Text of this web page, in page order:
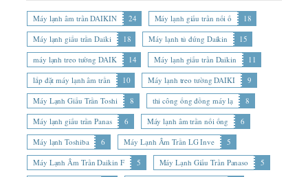
Máy lạnh âm trần DAIKIN 24 Máy lạnh giấu trần nối ố
18
Máy lạnh giấu trần Daiki
18 Máy lạnh tủ đứng Daikin
15
máy lạnh treo tường DAIK
14 Máy lạnh giấu trần Daikin
11
lắp đặt máy lạnh âm trần
10 Máy lạnh treo tường DAIKI
9
Máy Lạnh Giấu Trần Toshi
8 thi công ống đồng máy lạ
8
Máy lạnh giấu trần Panas
6 Máy lạnh âm trần nối ống
6
Máy lạnh Toshiba
6 Máy Lạnh Âm Trần LG Inve
5
Máy Lạnh Âm Trần Daikin F
5 Máy Lạnh Giấu Trần Panaso
5